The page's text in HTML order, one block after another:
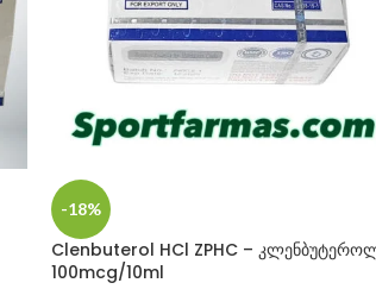
-18%
Clenbuterol HCl ZPHC –
100mcg/10ml